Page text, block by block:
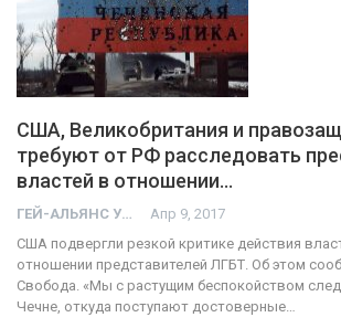
США, Великобритания и
требуют от РФ расследовать
властей в отношении…
ГЕЙ-АЛЬЯНС УКРАИНА Апр 9, 2017
США подвергли резкой критике действия
отношении представителей ЛГБТ. Об этом
Свобода. «Мы с растущим беспокойством
Чечне, откуда поступают достоверные…